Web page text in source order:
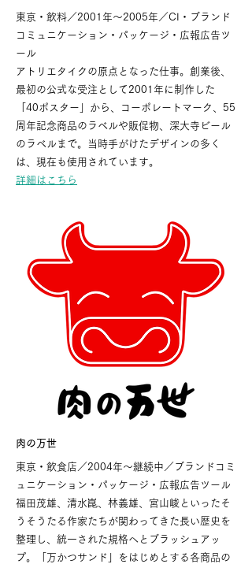
東京・飲料／2001年〜2005年／CI・ブランド
コミュニケーション・パッケージ・広報広告ツ
ール
アトリエタイクの原点となった仕事。創業後、
最初の公式な受注として2001年に制作した
「40ポスター」から、コーポレートマーク、55
周年記念商品のラベルや販促物、深大寺ビール
のラベルまで。当時手がけたデザインの多く
は、現在も使用されています。
詳細はこちら
肉の万世
東京・飲食店／2004年〜継続中／ブランドコミ
ュニケーション・パッケージ・広報広告ツール
福田茂雄、清水崑、林義雄、宮山峻といったそ
うそうたる作家たちが関わってきた長い歴史を
整理し、統一された規格へとブラッシュアッ
プ。「万かつサンド」をはじめとする各商品の